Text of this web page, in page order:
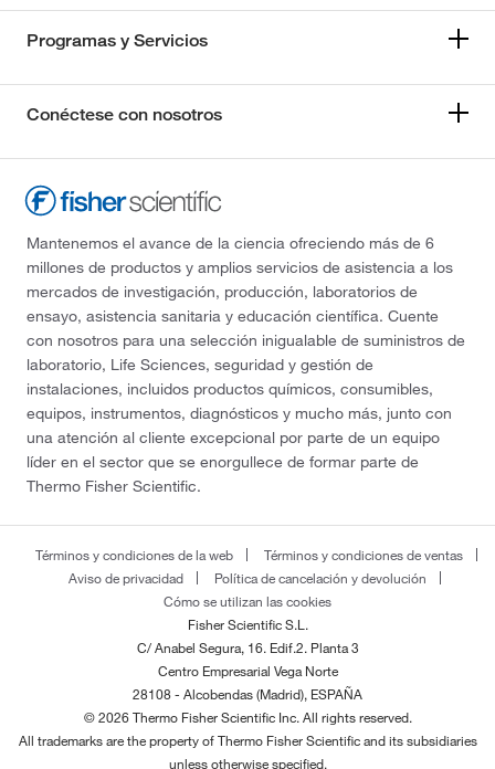
Programas y Servicios
Conéctese con nosotros
Mantenemos el avance de la ciencia ofreciendo más de 6
millones de productos y amplios servicios de asistencia a los
mercados de investigación, producción, laboratorios de
ensayo, asistencia sanitaria y educación científica. Cuente
con nosotros para una selección inigualable de suministros de
laboratorio, Life Sciences, seguridad y gestión de
instalaciones, incluidos productos químicos, consumibles,
equipos, instrumentos, diagnósticos y mucho más, junto con
una atención al cliente excepcional por parte de un equipo
líder en el sector que se enorgullece de formar parte de
Thermo Fisher Scientific.
Términos y condiciones de la web
Términos y condiciones de ventas
Aviso de privacidad
Política de cancelación y devolución
Cómo se utilizan las cookies
Fisher Scientific S.L.
C/ Anabel Segura, 16. Edif.2. Planta 3
Centro Empresarial Vega Norte
28108 - Alcobendas (Madrid), ESPAÑA
© 2026 Thermo Fisher Scientific Inc. All rights reserved.
All trademarks are the property of Thermo Fisher Scientific and its subsidiaries
unless otherwise specified.